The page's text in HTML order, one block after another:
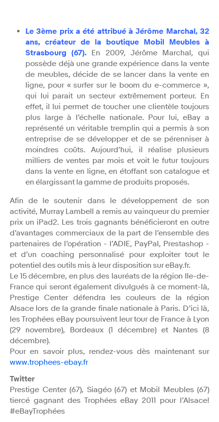
Le 3ème prix a été attribué à Jérôme Marchal, 32
ans, créateur de la boutique Mobil Meubles à
Strasbourg (67). En 2009, Jérôme Marchal, qui
possède déjà une grande expérience dans la vente
de meubles, décide de se lancer dans la vente en
ligne, pour « surfer sur le boom du e-commerce »,
qui lui parait un secteur extrêmement porteur. En
effet, il lui permet de toucher une clientèle toujours
plus large à l’échelle nationale. Pour lui, eBay a
représenté un véritable tremplin qui a permis à son
entreprise de se développer et de se pérenniser à
moindres coûts. Aujourd’hui, il réalise plusieurs
milliers de ventes par mois et voit le futur toujours
dans la vente en ligne, en étoffant son catalogue et
en élargissant la gamme de produits proposés.
Afin de le soutenir dans le développement de son
activité, Murray Lambell a remis au vainqueur du premier
prix un iPad2. Les trois gagnants bénéficieront en outre
d’avantages commerciaux de la part de l’ensemble des
partenaires de l’opération - l’ADIE, PayPal, Prestashop -
et d’un coaching personnalisé pour exploiter tout le
potentiel des outils mis à leur disposition sur eBay.fr.
Le 15 décembre, en plus des lauréats de la région Ile-de-
France qui seront également divulgués à ce moment-là,
Prestige Center défendra les couleurs de la région
Alsace lors de la grande finale nationale à Paris. D’ici là,
les Trophées eBay poursuivent leur tour de France à Lyon
(29 novembre), Bordeaux (1 décembre) et Nantes (8
décembre).
Pour en savoir plus, rendez-vous dès maintenant sur
www.trophees-ebay.fr
Twitter
Prestige Center (67), Siagéo (67) et Mobil Meubles (67)
tiercé gagnant des Trophées eBay 2011 pour l’Alsace!
#eBayTrophées